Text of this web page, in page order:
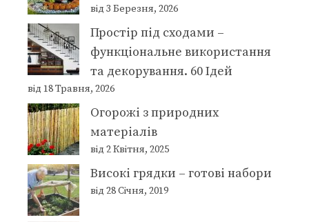
від 3 Березня, 2026
Простір під сходами –
функціональне використання
та декорування. 60 Ідей
від 18 Травня, 2026
Огорожі з природних
матеріалів
від 2 Квітня, 2025
Високі грядки – готові набори
від 28 Січня, 2019